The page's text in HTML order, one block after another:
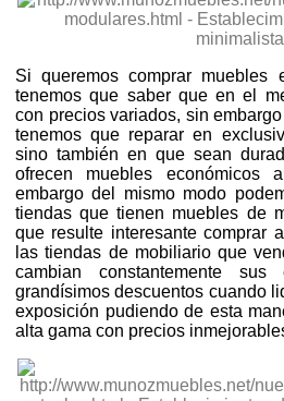
Si queremos comprar muebles
tenemos que saber que en el
con precios variados, sin
tenemos que reparar en
sino también en que sean
ofrecen muebles económicos
embargo del mismo modo
tiendas que tienen muebles de
que resulte interesante comprar
las tiendas de mobiliario que
cambian constantemente sus
grandísimos descuentos cuando
exposición pudiendo de esta
alta gama con precios